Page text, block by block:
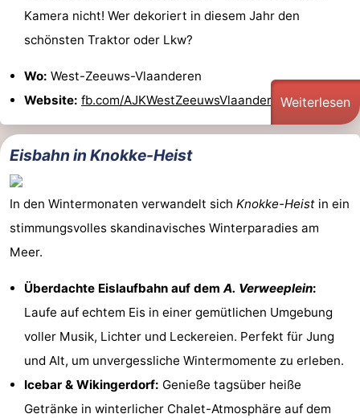
Kamera nicht! Wer dekoriert in diesem Jahr den
schönsten Traktor oder Lkw?
Wo: West-Zeeuws-Vlaanderen
Website: fb.com/AJKWestZeeuwsVlaanderenWeiterlesen
Eisbahn in Knokke-Heist
In den Wintermonaten verwandelt sich Knokke-Heist in ein
stimmungsvolles skandinavisches Winterparadies am
Meer.
Überdachte Eislaufbahn auf demA. Verweeplein:
Laufe auf echtem Eis in einer gemütlichen Umgebung
voller Musik, Lichter und Leckereien. Perfekt für Jung
und Alt, um unvergessliche Wintermomente zu erleben.
Icebar & Wikingerdorf: Genieße tagsüber heiße
Getränke in winterlicher Chalet-Atmosphäre auf dem